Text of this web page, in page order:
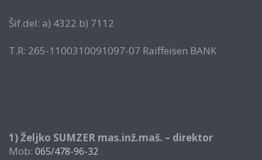
Šif.del: a) 4322 b) 7112
T.R: 265-1100310091097-07 Raiffeisen BANK
1) Željko SUMZER mas.inž.maš. – direktor
Mob: 065/478-96-32